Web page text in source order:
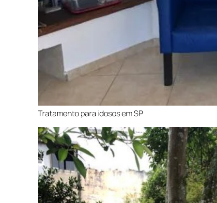
Tratamento para idosos em SP